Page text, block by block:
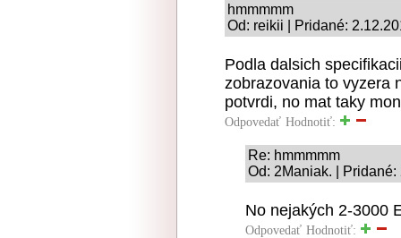
hmmmmm
Od: reikii | Pridané:
Podla dalsich
zobrazovania to vyzera
potvrdi, no mat taky
Odpovedať Hodnotiť:
Re: hmmmmm
Od: 2Maniak. |
No nejakých 2-3000
Odpovedať Hodnotiť: